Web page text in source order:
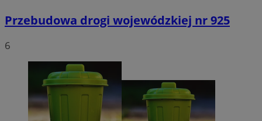
Przebudowa drogi wojewódzkiej nr 925
6